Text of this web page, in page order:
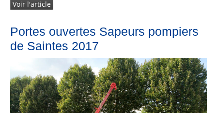
Voir l'article
Portes ouvertes Sapeurs pompiers
de Saintes 2017